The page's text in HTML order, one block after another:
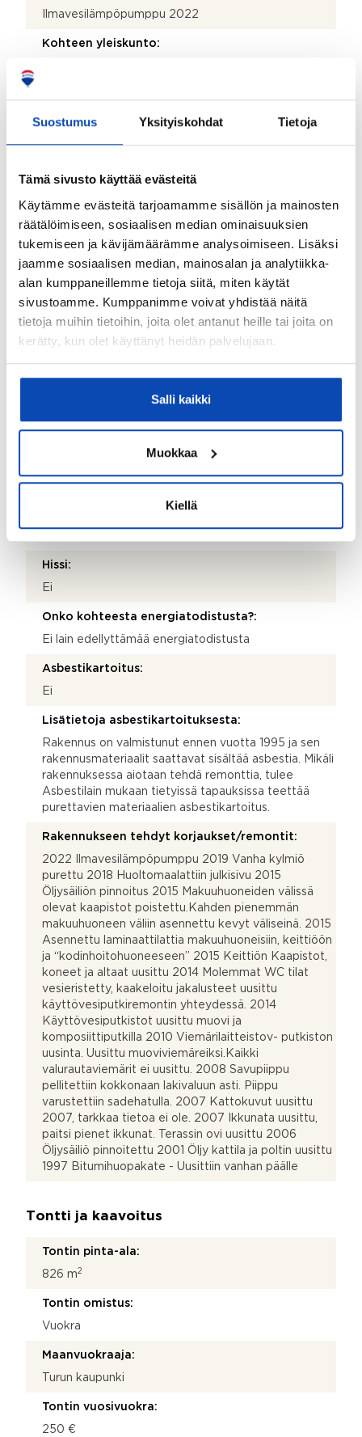
Suostumus Yksityiskohdat Tietoja
Tämä sivusto käyttää evästeitä
Käytämme evästeitä tarjoamamme sisällön ja mainosten
räätälöimiseen, sosiaalisen median ominaisuuksien
tukemiseen ja kävijämäärämme analysoimiseen. Lisäksi
jaamme sosiaalisen median, mainosalan ja analytiikka-
alan kumppaneillemme tietoja siitä, miten käytät
sivustoamme. Kumppanimme voivat yhdistää näitä
tietoja muihin tietoihin, joita olet antanut heille tai joita on
kerätty, kun olet käyttänyt heidän palvelujaan.
Salli kaikki
Muokkaa
Kiellä
Ilmavesilämpöpumppu 2022
Kohteen yleiskunto:
2014, 2020
Kohde myydään kalustettuna:
Kiinteistö
1969
Käyttöönottovuosi:
1969
Puu ja tiili
Pulpettikatto
Huopa
Lämmitysjärjestelmä:
Hissi:
Ei
Onko kohteesta energiatodistusta?:
Ei lain edellyttämää energiatodistusta
Asbestikartoitus:
Ei
Lisätietoja asbestikartoituksesta:
Rakennus on valmistunut ennen vuotta 1995 ja sen
rakennusmateriaalit saattavat sisältää asbestia. Mikäli
rakennuksessa aiotaan tehdä remonttia, tulee
Asbestilain mukaan tietyissä tapauksissa teettää
purettavien materiaalien asbestikartoitus.
Rakennukseen tehdyt korjaukset/remontit:
2022 Ilmavesilämpöpumppu 2019 Vanha kylmiö
purettu 2018 Huoltomaalattiin julkisivu 2015
Öljysäiliön pinnoitus 2015 Makuuhuoneiden välissä
olevat kaapistot poistettu.Kahden pienemmän
makuuhuoneen väliin asennettu kevyt väliseinä. 2015
Asennettu laminaattilattia makuuhuoneisiin, keittiöön
ja “kodinhoitohuoneeseen” 2015 Keittiön Kaapistot,
koneet ja altaat uusittu 2014 Molemmat WC tilat
vesieristetty, kaakeloitu jakalusteet uusittu
käyttövesiputkiremontin yhteydessä. 2014
Käyttövesiputkistot uusittu muovi ja
komposiittiputkilla 2010 Viemärilaitteistov- putkiston
uusinta. Uusittu muoviviemäreiksi.Kaikki
valurautaviemärit ei uusittu. 2008 Savupiippu
pellitettiin kokkonaan lakivaluun asti. Piippu
varustettiin sadehatulla. 2007 Kattokuvut uusittu
2007, tarkkaa tietoa ei ole. 2007 Ikkunata uusittu,
paitsi pienet ikkunat. Terassin ovi uusittu 2006
Öljysäiliö pinnoitettu 2001 Öljy kattila ja poltin uusittu
1997 Bitumihuopakate - Uusittiin vanhan päälle
Tontti ja kaavoitus
Tontin pinta-ala:
826 m2
Tontin omistus:
Vuokra
Maanvuokraaja:
Turun kaupunki
Tontin vuosivuokra:
250 €